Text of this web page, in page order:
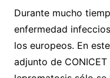
Durante mucho
enfermedad
los europeos. En
adjunto de CONICET